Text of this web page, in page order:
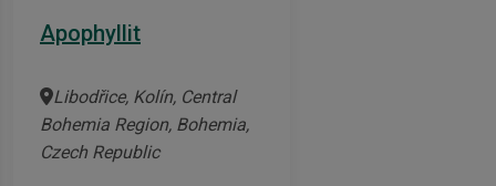
Apophyllit
Libodřice, Kolín, Central
Bohemia Region, Bohemia,
Czech Republic